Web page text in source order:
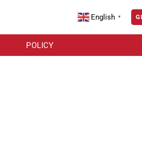
English ▼
POLICY